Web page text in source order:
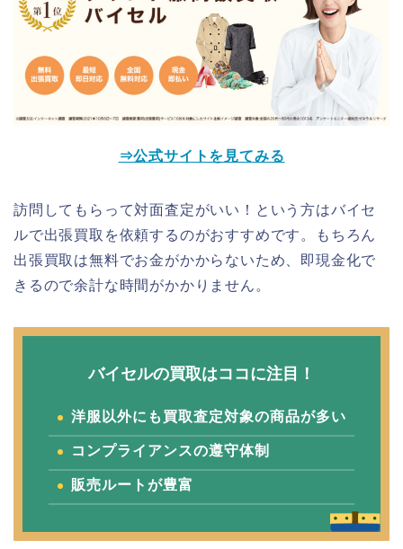
⇒公式サイトを見てみる
訪問してもらって対面査定がいい！という方はバイセ
ルで出張買取を依頼するのがおすすめです。もちろん
出張買取は無料でお金がかからないため、即現金化で
きるので余計な時間がかかりません。
バイセルの買取はココに注目！
洋服以外にも買取査定対象の商品が多い
コンプライアンスの遵守体制
販売ルートが豊富